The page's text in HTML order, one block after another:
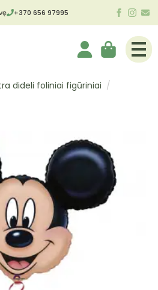
+370 656 97995
dideli foliniai figūriniai